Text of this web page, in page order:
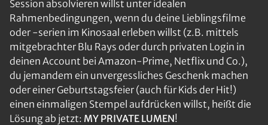
Session absolvieren willst unter idealen
Rahmenbedingungen, wenn du deine Lieblingsfilme
oder -serien im Kinosaal erleben willst (z.B. mittels
mitgebrachter Blu Rays oder durch privaten Login in
deinen Account bei Amazon-Prime, Netflix und Co.),
du jemandem ein unvergessliches Geschenk machen
oder einer Geburtstagsfeier (auch für Kids der Hit!)
einen einmaligen Stempel aufdrücken willst, heißt die
Lösung ab jetzt: MY PRIVATE LUMEN!